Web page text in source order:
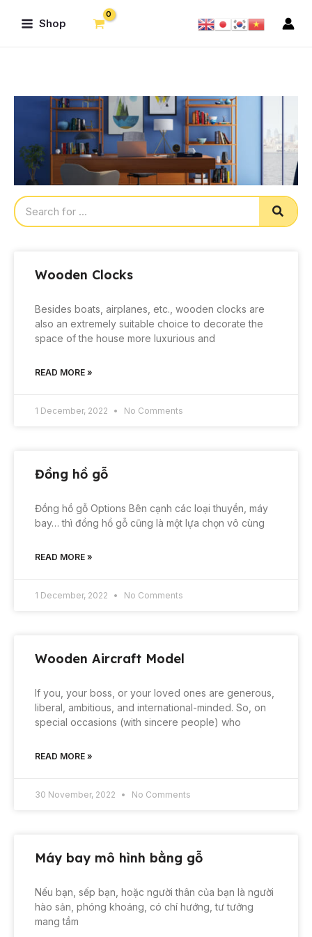
Shop
Wooden Clocks
Besides boats, airplanes, etc., wooden clocks are
also an extremely suitable choice to decorate the
space of the house more luxurious and
READ MORE »
1 December, 2022 No Comments
Đồng hồ gỗ
Đồng hồ gỗ Options Bên cạnh các loại thuyền, máy
bay… thì đồng hồ gỗ cũng là một lựa chọn vô cùng
READ MORE »
1 December, 2022 No Comments
Wooden Aircraft Model
If you, your boss, or your loved ones are generous,
liberal, ambitious, and international-minded. So, on
special occasions (with sincere people) who
READ MORE »
30 November, 2022 No Comments
Máy bay mô hình bằng gỗ
Nếu bạn, sếp bạn, hoặc người thân của bạn là người
hào sản, phóng khoáng, có chí hướng, tư tưởng
mang tầm